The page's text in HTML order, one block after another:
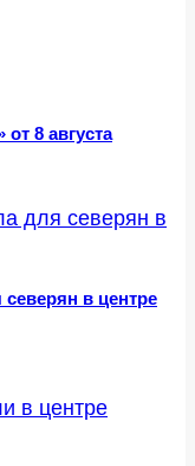
8 августа
в центре